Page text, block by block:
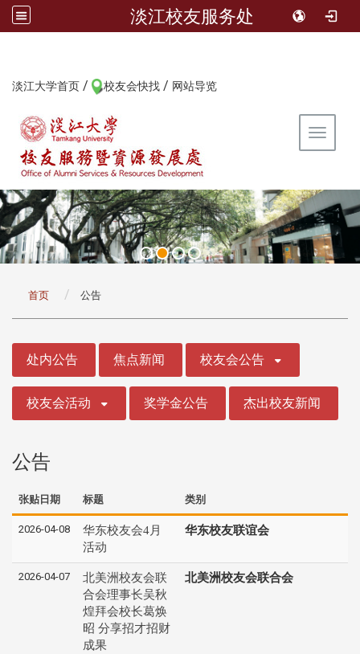
淡江校友服务处
淡江大学首页 / 校友会快找 / 网站导览
Toggle
首页 公告
处内公告 焦点新闻 校友会公告
校友会活动 奖学金公告 杰出校友新闻
公告
张贴日期 标题 类别
2026-04-08
华东校友会4月
活动
华东校友联谊会
2026-04-07
北美洲校友会联
合会理事长吴秋
煌拜会校长葛焕
昭 分享招才招财
成果
北美洲校友会联合会